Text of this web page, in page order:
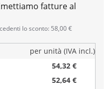
fatture al
lo sconto: 58,00 €
per unità (IVA incl.)
54,32 €
52,64 €